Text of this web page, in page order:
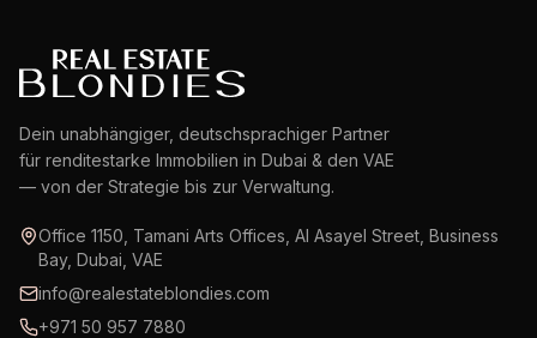
Dein unabhängiger, deutschsprachiger Partner
für renditestarke Immobilien in Dubai & den VAE
— von der Strategie bis zur Verwaltung.
Office 1150, Tamani Arts Offices, Al Asayel Street, Business
Bay, Dubai, VAE
info@realestateblondies.com
+971 50 957 7880